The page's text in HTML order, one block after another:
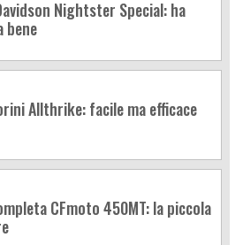
Nightster Special: ha
bene
Allthrike: facile ma efficace
CFmoto 450MT: la piccola